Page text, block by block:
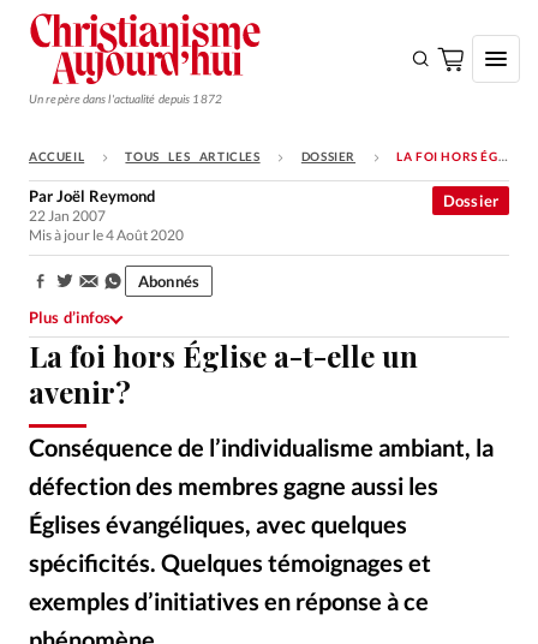
Un repère dans l'actualité depuis 1872
S'ABONNER
Monde
Opinions
Tous les articles
Faire un don
Emploi
Se connecter
Édition: Internationale
RUBRIQUES
ACCUEIL TOUS LES ARTICLES DOSSIER LA FOI HORS ÉGLISE A-T-ELLE UN AVENIR?
La foi hors Église a-t-elle un
avenir?
Conséquence de l’individualisme ambiant, la
défection des membres gagne aussi les
Églises évangéliques, avec quelques
spécificités. Quelques témoignages et
exemples d’initiatives en réponse à ce
Dossier
ParJoël Reymond
22 Jan 2007
Mis à jour le 4 Août 2020
Partager:
Abonnés
Plus d’infos